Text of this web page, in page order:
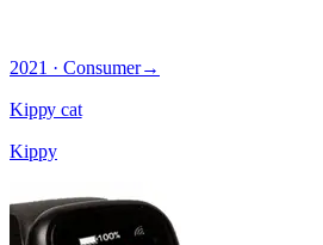
2021 · Consumer→
Kippy cat
Kippy